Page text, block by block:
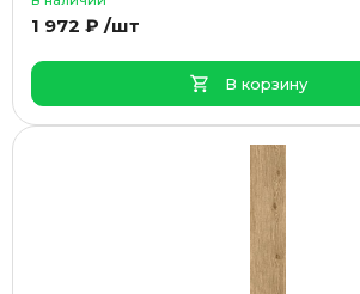
1 972 ₽ /шт
В корзину